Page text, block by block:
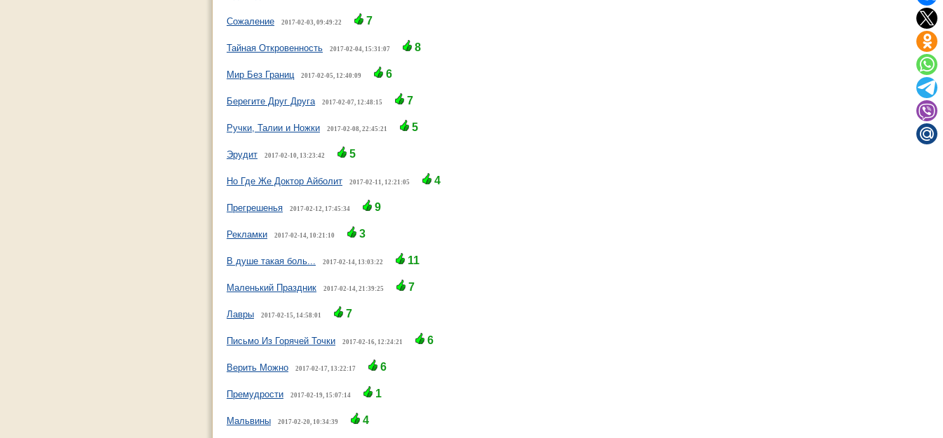
Сожаление 2017-02-03, 09:49:22 7
Тайная Откровенность 2017-02-04, 15:31:07 8
Мир Без Границ 2017-02-05, 12:40:09 6
Берегите Друг Друга 2017-02-07, 12:48:15 7
Ручки, Талии и Ножки 2017-02-08, 22:45:21 5
Эрудит 2017-02-10, 13:23:42 5
Но Где Же Доктор Айболит 2017-02-11, 12:21:05 4
Прегрешенья 2017-02-12, 17:45:34 9
Рекламки 2017-02-14, 10:21:10 3
В душе такая боль... 2017-02-14, 13:03:22 11
Маленький Праздник 2017-02-14, 21:39:25 7
Лавры 2017-02-15, 14:58:01 7
Письмо Из Горячей Точки 2017-02-16, 12:24:21 6
Верить Можно 2017-02-17, 13:22:17 6
Премудрости 2017-02-19, 15:07:14 1
Мальвины 2017-02-20, 10:34:39 4